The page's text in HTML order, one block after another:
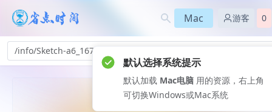
Mac 游客 0
/info/Sketch-a6_167
默认选择系统提示
默认加载 Mac电脑 用的资源，右上角
可切换Windows或Mac系统